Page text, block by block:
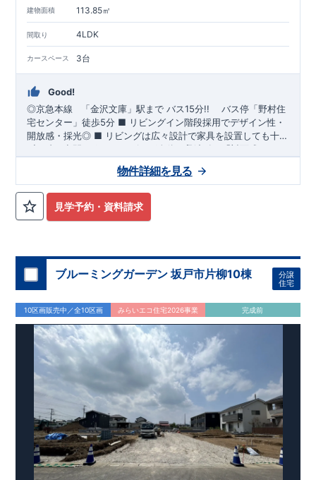
建物面積 113.85㎡
間取り 4LDK
カースペース 3台
Good!
◎京急本線
「金沢文庫」駅まで バス15分!!
バス停「野村住
宅センター 」徒歩5分 ■ リビングイン階段採用でデザイン性・
開放感・採光◎ ■ リビングは広々設計で家具を設置しても十分
ゆとりの空間です♪
リビング全体を見渡せる「対面式キッチ
■キッチンスペースにはポップアップ天井採用で
デザイン性のある空間でお料理♪​■床暖房採用で冷え込む時期
もあたたかい！
◆ ブルーミングガーデンのこだわり ◆ ← 各タイトルをクリ
■『長期優良住宅』取得予定! ・国の定めた基準を全てク
・住宅ローン減税、固定資産税などの税制優遇を受けられ
ます。 ・中古市場でも、長期優良住宅が有利に働きます。
宅性能評価ダブル取得予定! ・『設計』住宅性能評価‥‥建物設
計段階で、国が認めた第三機関が評価しております。 ・『建
だけでなく、「現場の施工状況」を検査した上で、品質を保証
しております。■全棟自社一貫体制! ・誰が何をやったかが明
確だからこそ、お客様の安心に繋がります。 ・設計、施工、営
中間マージンを抑える事で、コストダウンに努めております。
見学予約・資料請求
物件詳細を見る
ブルーミングガーデン 坂戸市片柳10棟
分譲
住宅
10区画販売中／全10区画 みらいエコ住宅2026事業 完成前